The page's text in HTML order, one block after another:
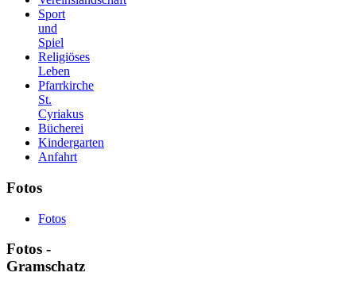
Sport
und
Spiel
Religiöses
Leben
Pfarrkirche
St.
Cyriakus
Bücherei
Kindergarten
Anfahrt
Fotos
Fotos
Fotos -
Gramschatz